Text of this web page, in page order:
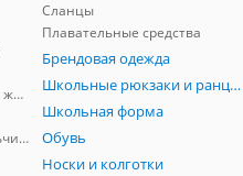
Толстовки, кофты, свитера, жилеты
Нарядная одежда для мальчиков
Сланцы
Плавательные средства
Брендовая одежда
Школьные рюкзаки и ранцы, мешки для обуви
Школьная форма
Обувь
Носки и колготки